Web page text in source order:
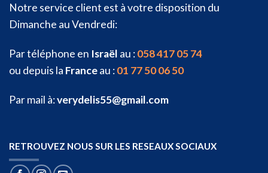
Notre service client est à votre disposition du
Dimanche au Vendredi:
Par téléphone en Israël au :058 417 05 74
ou depuis la Franceau :01 77 50 06 50
Par mail à:verydelis55@gmail.com
RETROUVEZ NOUS SUR LES RESEAUX SOCIAUX